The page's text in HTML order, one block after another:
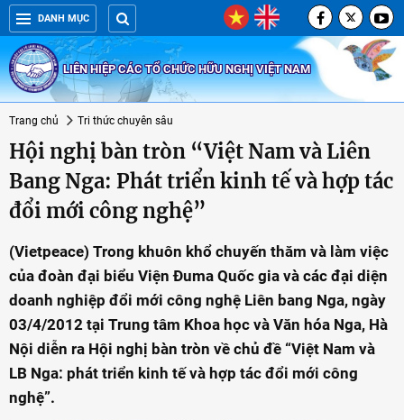
DANH MỤC
LIÊN HIỆP CÁC TỔ CHỨC HỮU NGHỊ VIỆT NAM
Trang chủ Tri thức chuyên sâu
Hội nghị bàn tròn “Việt Nam và Liên
Bang Nga: Phát triển kinh tế và hợp tác
đổi mới công nghệ”
(Vietpeace) Trong khuôn khổ chuyến thăm và làm việc
của đoàn đại biểu Viện Đuma Quốc gia và các đại diện
doanh nghiệp đổi mới công nghệ Liên bang Nga, ngày
03/4/2012 tại Trung tâm Khoa học và Văn hóa Nga, Hà
Nội diễn ra Hội nghị bàn tròn về chủ đề “Việt Nam và
LB Nga: phát triển kinh tế và hợp tác đổi mới công
nghệ”.